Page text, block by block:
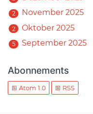
2 November 2025
2 Oktober 2025
5 September 2025
Abonnements
Atom 1.0 RSS